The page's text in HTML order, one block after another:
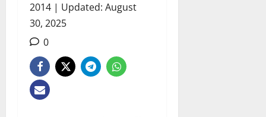
2014 | Updated: August
30, 2025
0